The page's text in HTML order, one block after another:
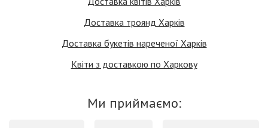
Доставка троянд Харків
Доставка букетів нареченої Харків
Квіти з доставкою по Харкову
Ми приймаємо: